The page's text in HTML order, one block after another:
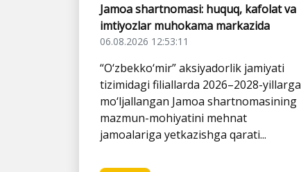
Jamoa shartnomasi: huquq, kafolat va
imtiyozlar muhokama markazida
06.08.2026 12:53:11
“O‘zbekko‘mir” aksiyadorlik jamiyati
tizimidagi filiallarda 2026–2028-yillarga
mo‘ljallangan Jamoa shartnomasining
mazmun-mohiyatini mehnat
jamoalariga yetkazishga qarati...